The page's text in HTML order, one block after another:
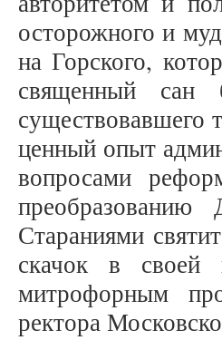
осторожного и
на Горского,
священный сан
существовавшего
ценный опыт
вопросами
Стараниями
скачок в
митрофорным
ректора